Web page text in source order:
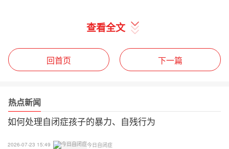
查看全文
回首页 下一篇
热点新闻
如何处理自闭症孩子的暴力、自残行为
2026-07-23 15:49 今日自闭症